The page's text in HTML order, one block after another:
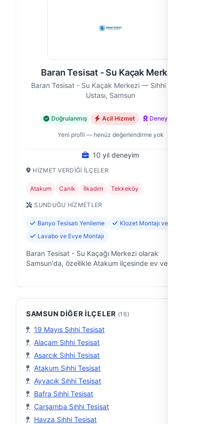
Baran Tesisat - Su Kaçak Merkezi
Baran Tesisat - Su Kaçak Merkezi — Sıhhi Tesisat
Ustası, Samsun
Doğrulanmış Acil Hizmet Deneyimli
Yeni profil — henüz değerlendirme yok
10 yıl deneyim
HIZMET VERDIĞI İLÇELER
Atakum Canik İlkadım Tekkeköy
SUNDUĞU HIZMETLER
Banyo Tesisatı Yenileme
Klozet Montajı ve Tamiri
Lavabo ve Evye Montajı
Baran Tesisat - Su Kaçağı Merkezi olarak
Samsun'da, özellikle Atakum ilçesinde ev ve iş
SAMSUN DIĞER İLÇELER (16)
19 Mayıs Sıhhi Tesisat
Alaçam Sıhhi Tesisat
Asarcık Sıhhi Tesisat
Atakum Sıhhi Tesisat
Ayvacık Sıhhi Tesisat
Bafra Sıhhi Tesisat
Çarşamba Sıhhi Tesisat
Havza Sıhhi Tesisat